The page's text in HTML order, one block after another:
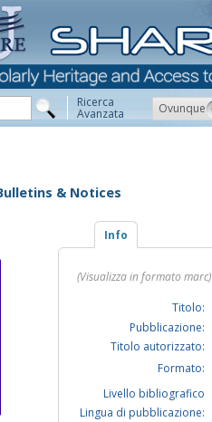
Ricerca
Avanzata Ovunque
& Notices
Info
(Visualizza in formato marc)
Titolo:
Pubblicazione:
Titolo autorizzato:
Formato:
Livello bibliografico
Lingua di pubblicazione: